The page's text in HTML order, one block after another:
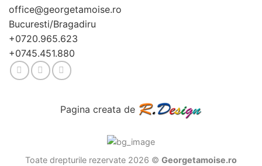
office@georgetamoise.ro
Bucuresti/Bragadiru
+0720.965.623
+0745.451.880
Pagina creata de
Toate drepturile rezervate 2026 © Georgetamoise.ro